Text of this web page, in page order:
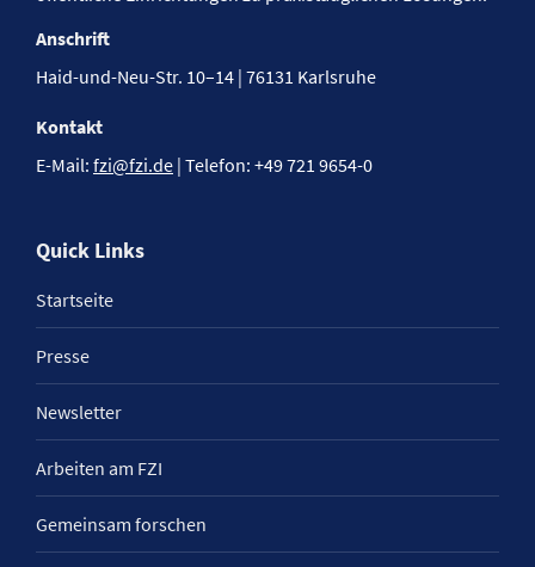
Anschrift
Haid-und-Neu-Str. 10–14 | 76131 Karlsruhe
Kontakt
E-Mail: fzi@fzi.de | Telefon: +49 721 9654-0
Quick Links
Startseite
Presse
Newsletter
Arbeiten am FZI
Gemeinsam forschen